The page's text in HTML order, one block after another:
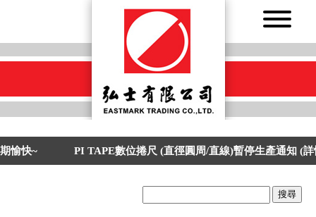
愉快~ PI TAPE數位捲尺 (直徑圓周/直線)暫停生產通知 (詳
搜尋